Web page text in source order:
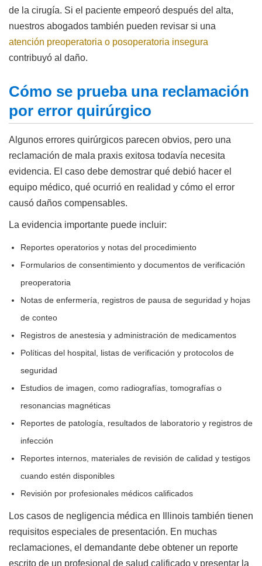
de la cirugía. Si el paciente empeoró después del alta,
nuestros abogados también pueden revisar si una
atención preoperatoria o posoperatoria insegura
contribuyó al daño.
Cómo se prueba una reclamación
por error quirúrgico
Algunos errores quirúrgicos parecen obvios, pero una
reclamación de mala praxis exitosa todavía necesita
evidencia. El caso debe demostrar qué debió hacer el
equipo médico, qué ocurrió en realidad y cómo el error
causó daños compensables.
La evidencia importante puede incluir:
Reportes operatorios y notas del procedimiento
Formularios de consentimiento y documentos de verificación
preoperatoria
Notas de enfermería, registros de pausa de seguridad y hojas
de conteo
Registros de anestesia y administración de medicamentos
Políticas del hospital, listas de verificación y protocolos de
seguridad
Estudios de imagen, como radiografías, tomografías o
resonancias magnéticas
Reportes de patología, resultados de laboratorio y registros de
infección
Reportes internos, materiales de revisión de calidad y testigos
cuando estén disponibles
Revisión por profesionales médicos calificados
Los casos de negligencia médica en Illinois también tienen
requisitos especiales de presentación. En muchas
reclamaciones, el demandante debe obtener un reporte
escrito de un profesional de salud calificado y presentar la